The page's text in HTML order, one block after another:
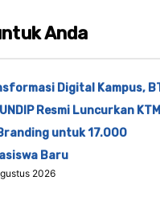
Anda
Digital Kampus,
Resmi Luncurkan KTM
untuk 17.000
Baru
2026